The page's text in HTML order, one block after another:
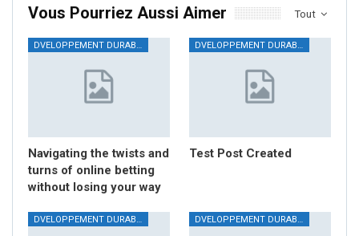
Tout
Vous Pourriez Aussi Aimer
DVELOPPEMENT DURABLE
Navigating the twists and
turns of online betting
without losing your way
DVELOPPEMENT DURABLE
Test Post Created
DVELOPPEMENT DURABLE DVELOPPEMENT DURABLE